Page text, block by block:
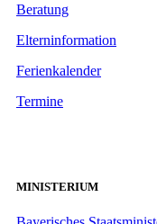
Beratung
Elterninformation
Ferienkalender
Termine
MINISTERIUM